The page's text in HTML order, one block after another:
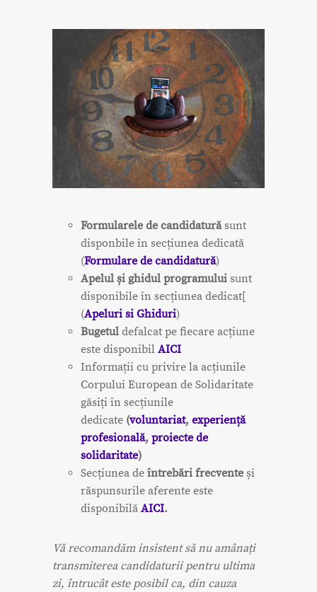
Formularele de candidaturăsunt
disponbile în secțiunea dedicată
(Formulare de candidatură)
Apelul și ghidul programului sunt
disponibile în secțiunea dedicat[
(Apeluri si Ghiduri)
Bugetul defalcat pe fiecare acțiune
este disponibil AICI
Informații cu privire la acțiunile
Corpului European de Solidaritate
găsiți în secțiunile
dedicate (voluntariat, experiență
profesională, proiecte de
solidaritate)
Secțiunea de întrebări frecvente și
răspunsurile aferente este
disponibilă AICI.
Vă recomandăm insistent să nu amânați
transmiterea candidaturii pentru ultima
zi, întrucât este posibil ca, din cauza